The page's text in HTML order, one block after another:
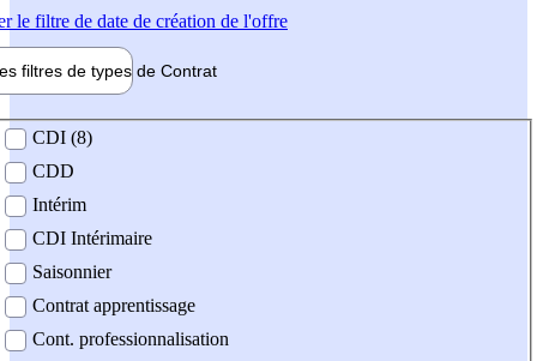
le filtre de date de création de l'offre
filtres de types de Contrat
contrat
CDI (8)
CDD
Intérim
CDI Intérimaire
Saisonnier
Contrat apprentissage
Cont. professionnalisation